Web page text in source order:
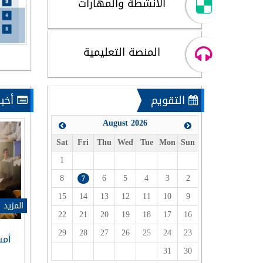
المنصة التعليمية
في المركز الوطني للمتميزين لموسم 2025-2026
التقويم
August 2026
Sun
Mon
Tue
Wed
Thu
Fri
Sat
1
2
3
4
5
6
7
8
9
10
11
12
13
14
15
16
17
18
19
20
21
22
23
24
25
26
27
28
29
30
31
المزيد ...
ثلاثة فرق تمثل المركز الوطني
للمتميزين تتأهل إلى المرحلة الثانية